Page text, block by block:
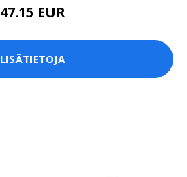
47.15 EUR
LISÄTIETOJA